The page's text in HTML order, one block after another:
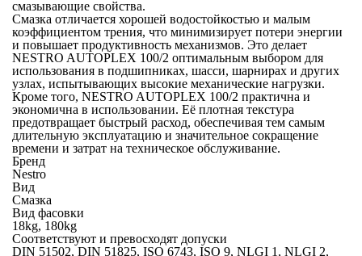
смазывающие свойства.
Смазка отличается хорошей водостойкостью и малым
коэффициентом трения, что минимизирует потери энергии
и повышает продуктивность механизмов. Это делает
NESTRO AUTOPLEX 100/2 оптимальным выбором для
использования в подшипниках, шасси, шарнирах и других
узлах, испытывающих высокие механические нагрузки.
Кроме того, NESTRO AUTOPLEX 100/2 практична и
экономична в использовании. Её плотная текстура
предотвращает быстрый расход, обеспечивая тем самым
длительную эксплуатацию и значительное сокращение
времени и затрат на техническое обслуживание.
Бренд
Nestro
Вид
Смазка
Вид фасовки
18kg, 180kg
Соответствуют и превосходят допуски
DIN 51502, DIN 51825, ISO 6743, ISO 9, NLGI 1, NLGI 2,